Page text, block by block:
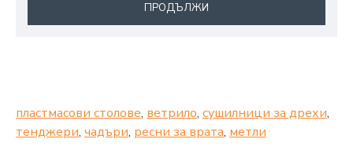
ПРОДЪЛЖИ
пластмасови столове, ветрило, сушилници за дрехи,
тенджери, чадъри, ресни за врата, метли